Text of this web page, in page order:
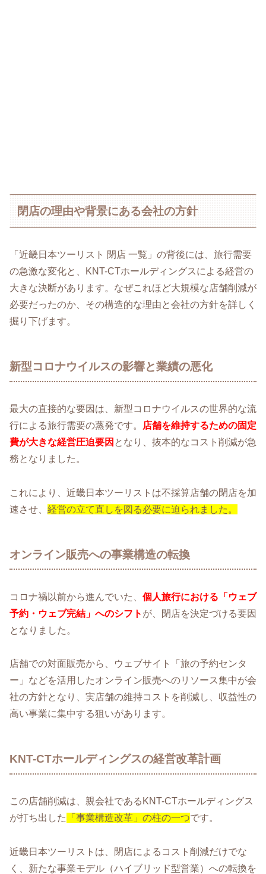
閉店の理由や背景にある会社の方針
「近畿日本ツーリスト 閉店 一覧」の背後には、旅行需要
の急激な変化と、KNT-CTホールディングスによる経営の
大きな決断があります。なぜこれほど大規模な店舗削減が
必要だったのか、その構造的な理由と会社の方針を詳しく
掘り下げます。
新型コロナウイルスの影響と業績の悪化
最大の直接的な要因は、新型コロナウイルスの世界的な流
行による旅行需要の蒸発です。
店舗を維持するための固定
費が大きな経営圧迫要因 となり、抜本的なコスト削減が急
務となりました。
これにより、近畿日本ツーリストは不採算店舗の閉店を加
速させ、 経営の立て直しを図る必要に迫られました。
オンライン販売への事業構造の転換
コロナ禍以前から進んでいた、 個人旅行における「ウェブ
予約・ウェブ完結」へのシフト が、閉店を決定づける要因
となりました。
店舗での対面販売から、ウェブサイト「旅の予約センタ
ー」などを活用したオンライン販売へのリソース集中が会
社の方針となり、実店舗の維持コストを削減し、収益性の
高い事業に集中する狙いがあります。
KNT-CTホールディングスの経営改革計画
この店舗削減は、親会社であるKNT-CTホールディングス
が打ち出した
「事業構造改革」の柱の一つです。
近畿日本ツーリストは、閉店によるコスト削減だけでな
く、新たな事業モデル（ハイブリッド型営業）への転換を